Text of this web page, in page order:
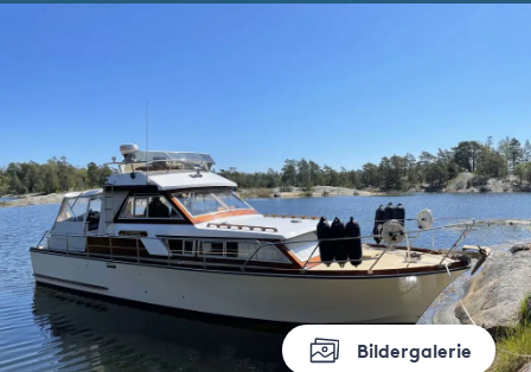
Bildergalerie